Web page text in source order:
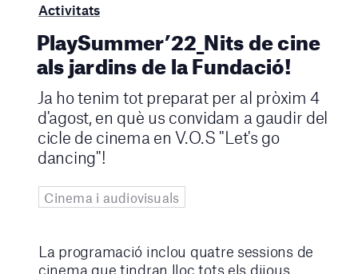
Activitats
PlaySummer’22_Nits de cine
als jardins de la Fundació!
Ja ho tenim tot preparat per al pròxim 4
d'agost, en què us convidam a gaudir del
cicle de cinema en V.O.S "Let's go
dancing"!
Cinema i audiovisuals
La programació inclou quatre sessions de
cinema que tindran lloc tots els dijous